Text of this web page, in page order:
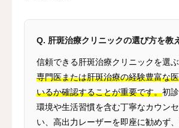
Q. 肝斑治療クリニックの選び方を教
信頼できる肝斑治療クリニックを選ぶ
専門医または肝斑治療の経験豊富な
いるか確認することが重要です。初
環境や生活習慣を含む丁寧なカウン
い、高出力レーザーを即座に勧めず